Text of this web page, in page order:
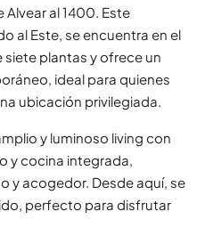
al 1400. Este
al Este, se encuentra en el
plantas y ofrece un
ideal para quienes
ubicación privilegiada.
y luminoso living con
y cocina integrada,
y acogedor. Desde aquí, se
perfecto para disfrutar